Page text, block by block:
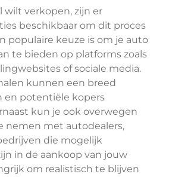
wilt verkopen, zijn er
beschikbaar om dit proces
populaire keuze is om je auto
te bieden op platforms zoals
of sociale media.
kunnen een breed
en potentiële kopers
kun je ook overwegen
nemen met autodealers,
die mogelijk
in de aankoop van jouw
om realistisch te blijven